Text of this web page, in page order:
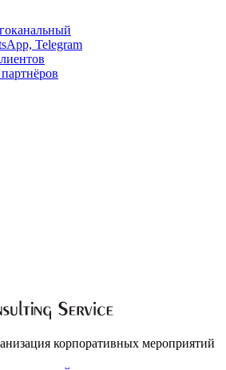
Telegram
корпоративных мероприятий